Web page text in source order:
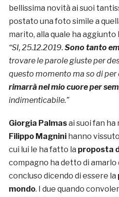
bellissima novità ai suoi
postato una foto simile a
marito, alla quale ha aggiunto
“SI, 25.12.2019. Sono tanto
trovare le parole giuste per
questo momento ma so di
rimarrà nel mio cuore per
indimenticabile.”
Giorgia Palmasai suoi fan
Filippo Magnini hanno
cui lui le ha fatto la proposta
compagno ha detto di amarlo
concluso dicendo di essere la
mondo. I due quando